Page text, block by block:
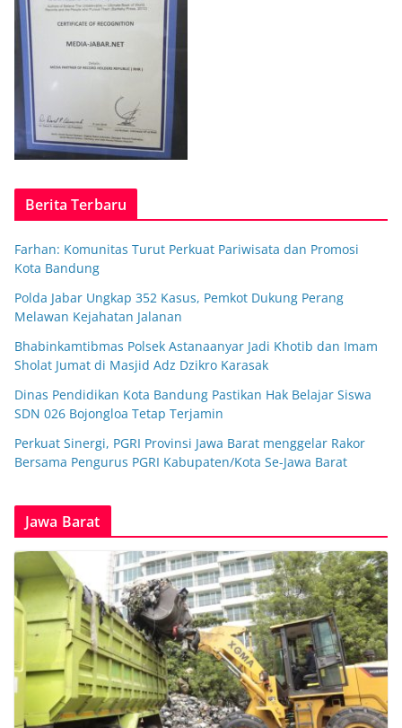
Berita Terbaru
Farhan: Komunitas Turut Perkuat Pariwisata dan Promosi
Kota Bandung
Polda Jabar Ungkap 352 Kasus, Pemkot Dukung Perang
Melawan Kejahatan Jalanan
Bhabinkamtibmas Polsek Astanaanyar Jadi Khotib dan Imam
Sholat Jumat di Masjid Adz Dzikro Karasak
Dinas Pendidikan Kota Bandung Pastikan Hak Belajar Siswa
SDN 026 Bojongloa Tetap Terjamin
Perkuat Sinergi, PGRI Provinsi Jawa Barat menggelar Rakor
Bersama Pengurus PGRI Kabupaten/Kota Se-Jawa Barat
Jawa Barat